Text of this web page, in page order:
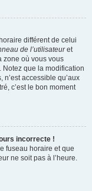
différent de celui
de l’utilisateuret
zone où vous vous
Notez que la modification
accessible qu’aux
c’est le bon moment
incorrecte !
fuseau horaire et que
ne soit pas à l’heure.